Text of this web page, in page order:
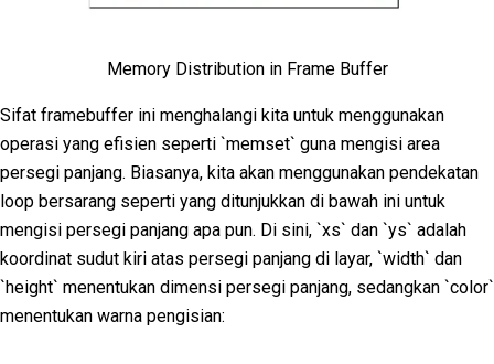
Memory Distribution in Frame Buffer
Sifat framebuffer ini menghalangi kita untuk menggunakan
operasi yang efisien seperti `memset` guna mengisi area
persegi panjang. Biasanya, kita akan menggunakan pendekatan
loop bersarang seperti yang ditunjukkan di bawah ini untuk
mengisi persegi panjang apa pun. Di sini, `xs` dan `ys` adalah
koordinat sudut kiri atas persegi panjang di layar, `width` dan
`height` menentukan dimensi persegi panjang, sedangkan `color`
menentukan warna pengisian: